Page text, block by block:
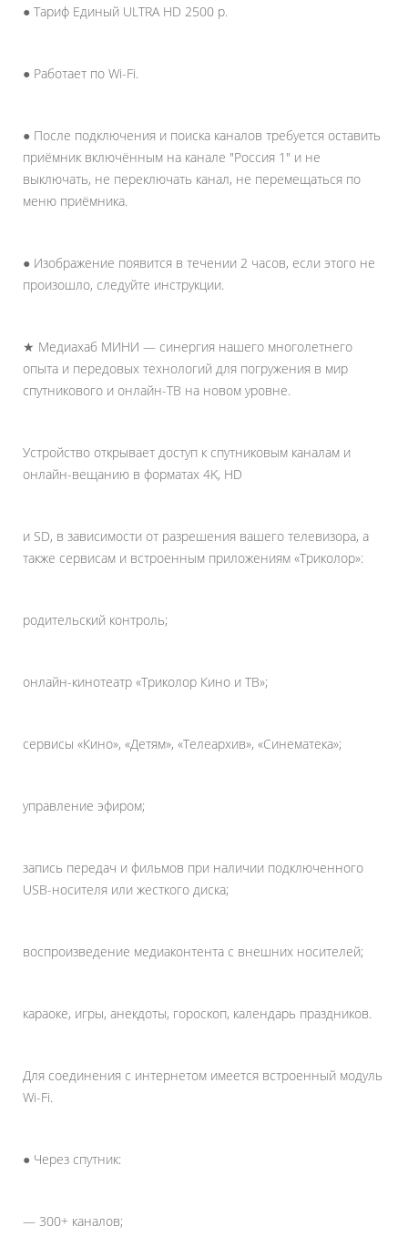
● Тариф Единый ULTRA HD 2500 р.
● Работает по Wi-Fi.
● После подключения и поиска каналов требуется оставить
приёмник включённым на канале "Россия 1" и не
выключать, не переключать канал, не перемещаться по
меню приёмника.
● Изображение появится в течении 2 часов, если этого не
произошло, следуйте инструкции.
★ Медиахаб МИНИ — синергия нашего многолетнего
опыта и передовых технологий для погружения в мир
спутникового и онлайн-ТВ на новом уровне.
Устройство открывает доступ к спутниковым каналам и
онлайн-вещанию в форматах 4K, HD
и SD, в зависимости от разрешения вашего телевизора, а
также сервисам и встроенным приложениям «Триколор»:
родительский контроль;
онлайн-кинотеатр «Триколор Кино и ТВ»;
сервисы «Кино», «Детям», «Телеархив», «Синематека»;
управление эфиром;
запись передач и фильмов при наличии подключенного
USB-носителя или жесткого диска;
воспроизведение медиаконтента с внешних носителей;
караоке, игры, анекдоты, гороскоп, календарь праздников.
Для соединения с интернетом имеется встроенный модуль
Wi-Fi.
● Через спутник:
— 300+ каналов;